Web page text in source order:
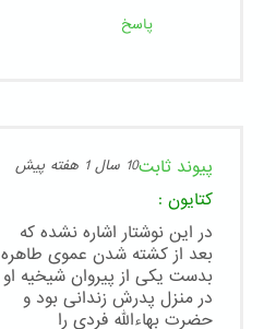
پاسخ
پیوند ثابت10 سال 1 هفته پیش
کتایون :
در این نوشتار اشاره نشده که
بعد از کشته شدن عموی طاهره
بدست یکی از پیروان شیخیه او
در منزل پدرش زندانی بود و
حضرت بهاءالله فردی را